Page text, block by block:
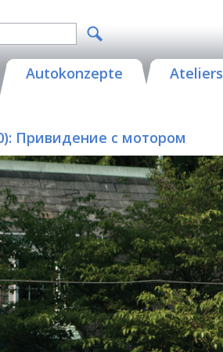
Autokonzepte Ateliers
Привидение с мотором